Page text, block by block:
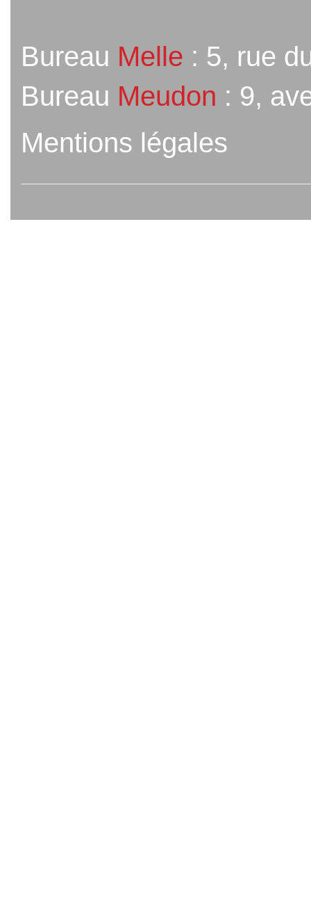
Bureau Melle : 5, rue
Bureau Meudon : 9,
Mentions légales